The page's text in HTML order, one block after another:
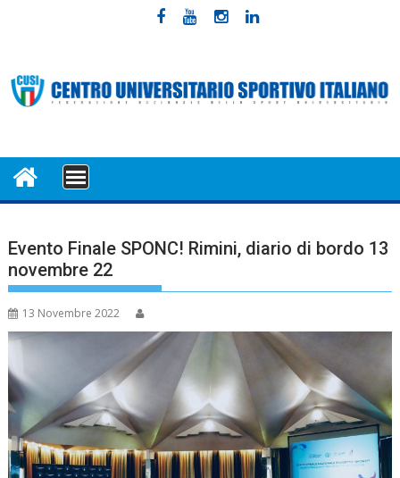
MENU
Evento Finale SPONC! Rimini, diario di bordo 13
novembre 22
13 Novembre 2022